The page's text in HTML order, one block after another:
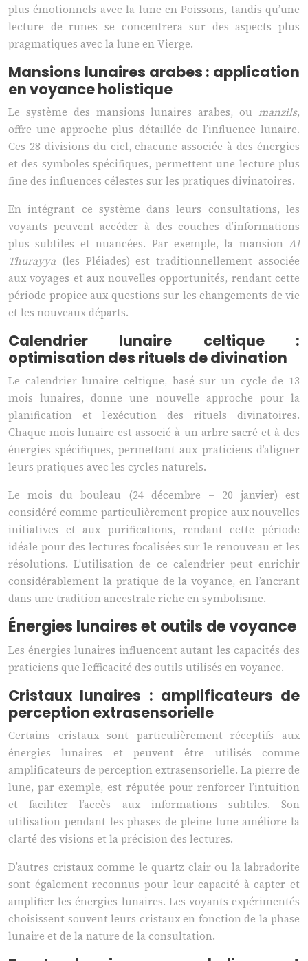
plus émotionnels avec la lune en Poissons, tandis qu’une
lecture de runes se concentrera sur des aspects plus
pragmatiques avec la lune en Vierge.
Mansions lunaires arabes : application
en voyance holistique
Le système des mansions lunaires arabes, ou manzils,
offre une approche plus détaillée de l’influence lunaire.
Ces 28 divisions du ciel, chacune associée à des énergies
et des symboles spécifiques, permettent une lecture plus
fine des influences célestes sur les pratiques divinatoires.
En intégrant ce système dans leurs consultations, les
voyants peuvent accéder à des couches d’informations
plus subtiles et nuancées. Par exemple, la mansion Al
Thurayya (les Pléiades) est traditionnellement associée
aux voyages et aux nouvelles opportunités, rendant cette
période propice aux questions sur les changements de vie
et les nouveaux départs.
Calendrier lunaire celtique :
optimisation des rituels de divination
Le calendrier lunaire celtique, basé sur un cycle de 13
mois lunaires, donne une nouvelle approche pour la
planification et l’exécution des rituels divinatoires.
Chaque mois lunaire est associé à un arbre sacré et à des
énergies spécifiques, permettant aux praticiens d’aligner
leurs pratiques avec les cycles naturels.
Le mois du bouleau (24 décembre – 20 janvier) est
considéré comme particulièrement propice aux nouvelles
initiatives et aux purifications, rendant cette période
idéale pour des lectures focalisées sur le renouveau et les
résolutions. L’utilisation de ce calendrier peut enrichir
considérablement la pratique de la voyance, en l’ancrant
dans une tradition ancestrale riche en symbolisme.
Énergies lunaires et outils de voyance
Les énergies lunaires influencent autant les capacités des
praticiens que l’efficacité des outils utilisés en voyance.
Cristaux lunaires : amplificateurs de
perception extrasensorielle
Certains cristaux sont particulièrement réceptifs aux
énergies lunaires et peuvent être utilisés comme
amplificateurs de perception extrasensorielle. La pierre de
lune, par exemple, est réputée pour renforcer l’intuition
et faciliter l’accès aux informations subtiles. Son
utilisation pendant les phases de pleine lune améliore la
clarté des visions et la précision des lectures.
D’autres cristaux comme le quartz clair ou la labradorite
sont également reconnus pour leur capacité à capter et
amplifier les énergies lunaires. Les voyants expérimentés
choisissent souvent leurs cristaux en fonction de la phase
lunaire et de la nature de la consultation.